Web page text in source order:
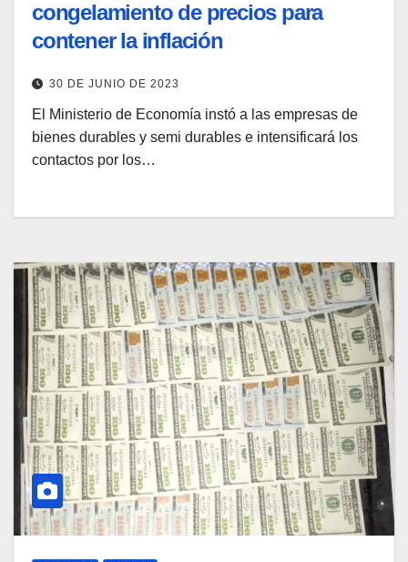
congelamiento de precios para
contener la inflación
30 DE JUNIO DE 2023
El Ministerio de Economía instó a las empresas de
bienes durables y semi durables e intensificará los
contactos por los…